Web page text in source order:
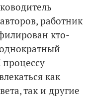
работник
кто-
процессу
как
так и другие